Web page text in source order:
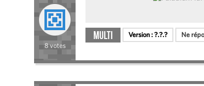
8 votes
Multi Version :?.?.? Ne